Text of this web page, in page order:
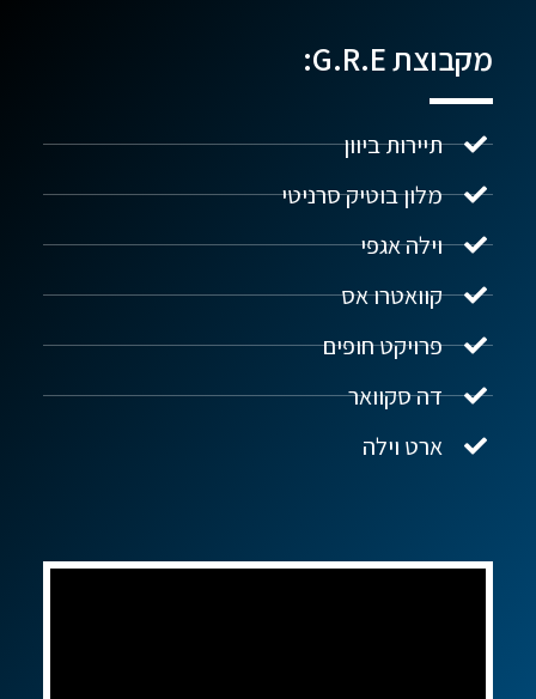
מקבוצת G.R.E:
תיירות ביוון
מלון בוטיק סרניטי
וילה אגפי
קוואטרו אס
פרויקט חופים
דה סקוואר
ארט וילה
נדל"ן ביוון G.R.E
שלום! איך אפשר לעזור?